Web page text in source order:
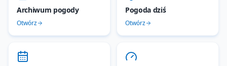
Archiwum pogody
Otwórz
Pogoda dziś
Otwórz